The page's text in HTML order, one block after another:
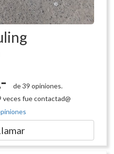
de 39 opiniones.
veces fue contactad@